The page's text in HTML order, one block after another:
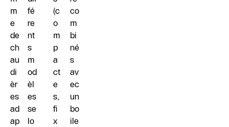
m
e
de
ch
au
di
èr
es
ad
ap
fé
re
nt
s
m
od
èl
es
se
lo
(c
o
m
p
a
ct
e
s,
fi
x
co
m
bi
né
s
av
ec
un
bo
ile